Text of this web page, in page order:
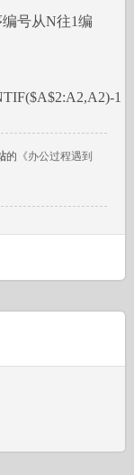
号从N往1编
1
的 《办公过程遇到